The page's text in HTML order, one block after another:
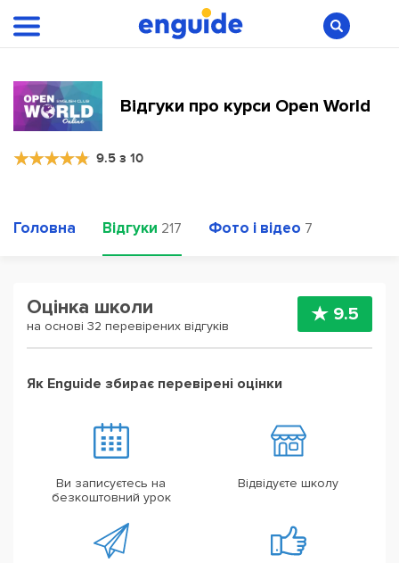
Відгуки про курси Open World
9.5 з 10
Головна Відгуки 217 Фото і відео 7
Оцінка школи
на основі 32 перевірених відгуків
9.5
Як Enguide збирає перевірені оцінки
Ви записуєтесь на
безкоштовний урок
Відвідуєте школу